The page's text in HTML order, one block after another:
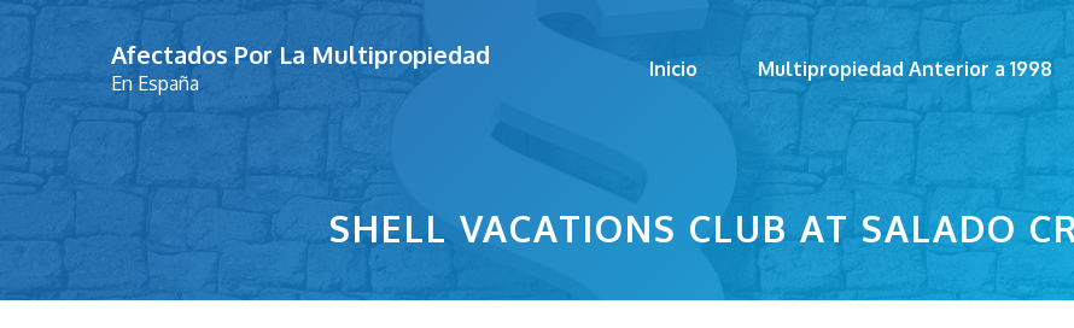
contenido
Afectados Por La Multipropiedad
En España
Inicio Multipropiedad Anterior a 1998
SHELL VACATIONS CLUB AT SALADO